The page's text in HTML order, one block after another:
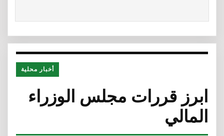
أخبار محلية
ابرز قررات مجلس الوزراء
المالي